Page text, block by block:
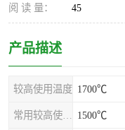
阅 读 量： 45
产品描述
较高使用温度 1700℃
1500℃